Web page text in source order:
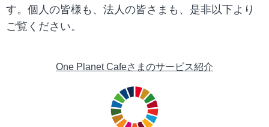
す。個人の皆様も、法人の皆さまも、是非以下より
ご覧ください。
One Planet Cafeさまのサービス紹介